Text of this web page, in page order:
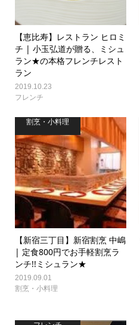
【恵比寿】レストラン ヒロミ
チ | 小玉弘道が贈る、ミシュ
ラン★の本格フレンチレスト
ラン
2019.10.23
フレンチ
割烹・小料理
【新宿三丁目】新宿割烹 中嶋
| 定食800円でお手軽割烹ラ
ンチ!!ミシュラン★
2019.09.01
割烹・小料理